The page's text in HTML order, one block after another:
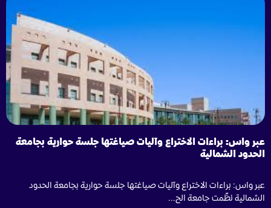
عبر واس: براءات الاختراع وآليات صياغتها جلسة حوارية بجامعة
الحدود الشمالية
عبر واس: براءات الاختراع وآليات صياغتها جلسة حوارية بجامعة الحدود
الشمالية نظّمت جامعة الح...